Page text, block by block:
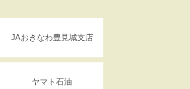
JAおきなわ豊見城支店
ヤマト石油